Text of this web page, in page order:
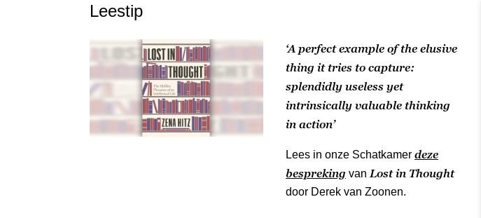
Leestip
‘A perfect example of the elusive
thing it tries to capture:
splendidly useless yet
intrinsically valuable thinking
in action’
Lees in onze Schatkamer deze
bespreking van Lost in Thought
door Derek van Zoonen.